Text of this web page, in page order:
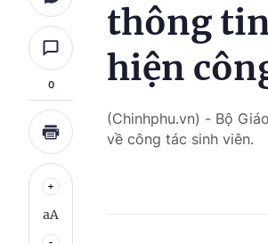
0
aA
thông
hiện
(Chinhphu.vn) - Bộ
về công tác sinh viên.